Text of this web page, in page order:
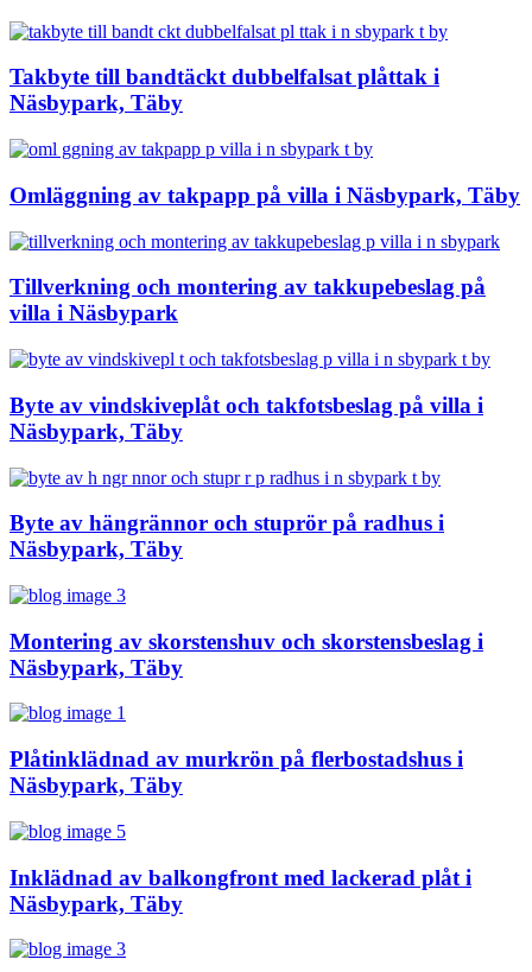
Takbyte till bandtäckt dubbelfalsat plåttak i
Näsbypark, Täby
Omläggning av takpapp på villa i Näsbypark, Täby
Tillverkning och montering av takkupebeslag på
villa i Näsbypark
Byte av vindskiveplåt och takfotsbeslag på villa i
Näsbypark, Täby
Byte av hängrännor och stuprör på radhus i
Näsbypark, Täby
Montering av skorstenshuv och skorstensbeslag i
Näsbypark, Täby
Plåtinklädnad av murkrön på flerbostadshus i
Näsbypark, Täby
Inklädnad av balkongfront med lackerad plåt i
Näsbypark, Täby